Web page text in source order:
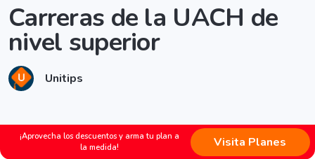
Carreras de la UACH de
nivel superior
Unitips
¡Aprovecha los descuentos y arma tu plan a
la medida!
Visita Planes